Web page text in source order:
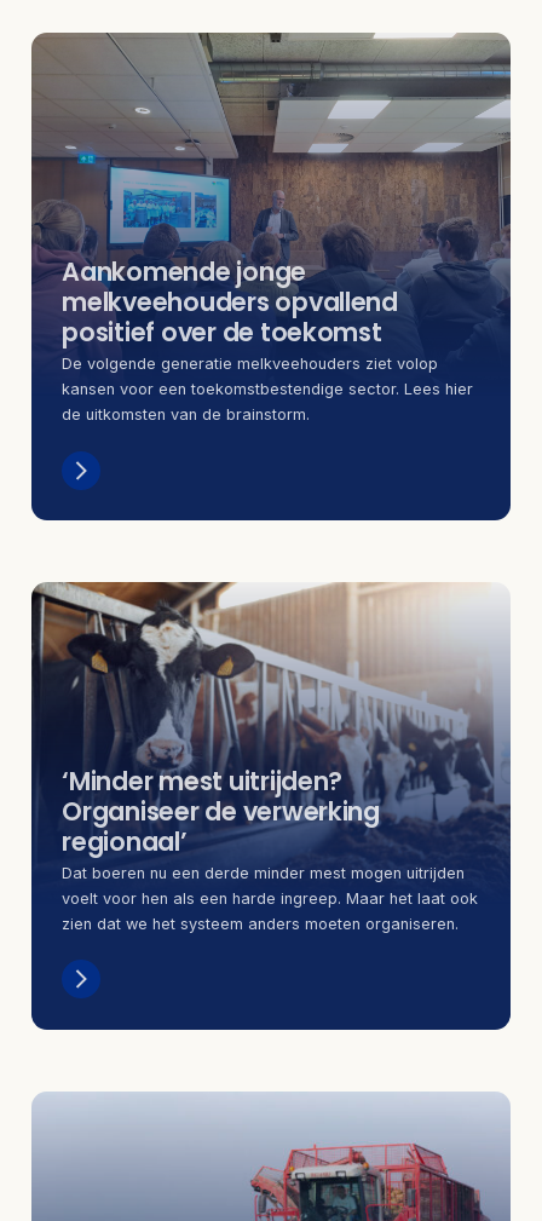
Aankomende jonge
melkveehouders opvallend
positief over de toekomst
De volgende generatie melkveehouders ziet volop
kansen voor een toekomstbestendige sector. Lees hier
de uitkomsten van de brainstorm.
‘Minder mest uitrijden?
Organiseer de verwerking
regionaal’
Dat boeren nu een derde minder mest mogen uitrijden
voelt voor hen als een harde ingreep. Maar het laat ook
zien dat we het systeem anders moeten organiseren.